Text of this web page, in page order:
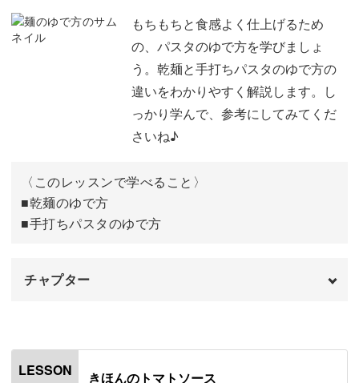
麺の太さとソースの相性について 02:07
05:32
もちもちと食感よく仕上げるため
の、パスタのゆで方を学びましょ
う。乾麺と手打ちパスタのゆで方の
違いをわかりやすく解説します。し
っかり学んで、参考にしてみてくだ
さいね♪
〈このレッスンで学べること〉
■乾麺のゆで方
■手打ちパスタのゆで方
チャプター
はじめに
LESSON
きほんのトマトソース